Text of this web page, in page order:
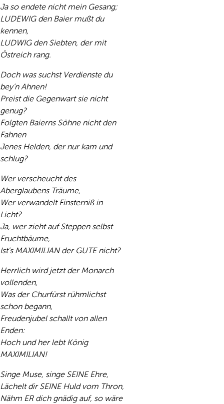
Ja so endete nicht mein Gesang;
LUDEWIG den Baier mußt du
kennen,
LUDWIG den Siebten, der mit
Östreich rang.
Doch was suchst Verdienste du
bey’n Ahnen!
Preist die Gegenwart sie nicht
genug?
Folgten Baierns Söhne nicht den
Fahnen
Jenes Helden, der nur kam und
schlug?
Wer verscheucht des
Aberglaubens Träume,
Wer verwandelt Finsterniß in
Licht?
Ja, wer zieht auf Steppen selbst
Fruchtbäume,
Ist's MAXIMILIAN der GUTE nicht?
Herrlich wird jetzt der Monarch
vollenden,
Was der Churfürst rühmlichst
schon begann,
Freudenjubel schallt von allen
Enden:
Hoch und her lebt König
MAXIMILIAN!
Singe Muse, singe SEINE Ehre,
Lächelt dir SEINE Huld vom Thron,
Nähm ER dich gnädig auf, so wäre